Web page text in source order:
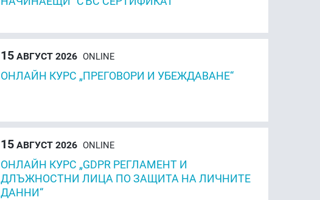
15АВГУСТ 2026 ONLINE
ОНЛАЙН КУРС „ПРЕГОВОРИ И УБЕЖДАВАНЕ“
15АВГУСТ 2026 ONLINE
ОНЛАЙН КУРС „GDPR РЕГЛАМЕНТ И
ДЛЪЖНОСТНИ ЛИЦА ПО ЗАЩИТА НА ЛИЧНИТЕ
ДАННИ“